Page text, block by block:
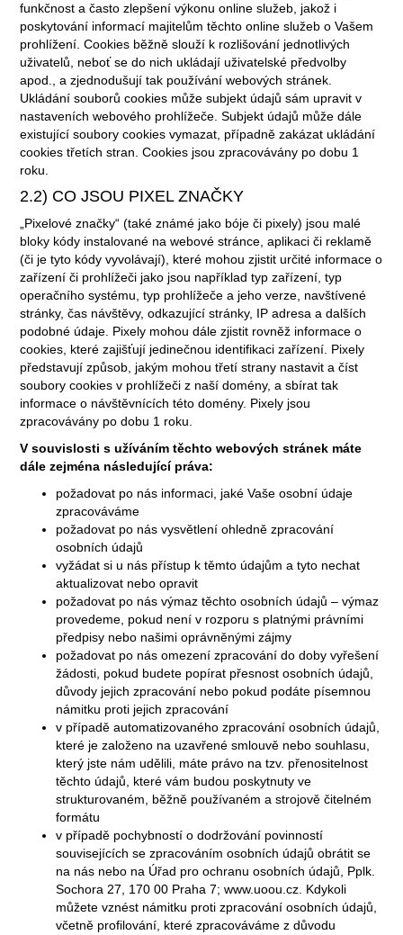
funkčnost a často zlepšení výkonu online služeb, jakož i
poskytování informací majitelům těchto online služeb o Vašem
prohlížení. Cookies běžně slouží k rozlišování jednotlivých
uživatelů, neboť se do nich ukládají uživatelské předvolby
apod., a zjednodušují tak používání webových stránek.
Ukládání souborů cookies může subjekt údajů sám upravit v
nastaveních webového prohlížeče. Subjekt údajů může dále
existující soubory cookies vymazat, případně zakázat ukládání
cookies třetích stran. Cookies jsou zpracovávány po dobu 1
roku.
2.2) CO JSOU PIXEL ZNAČKY
„Pixelové značky“ (také známé jako bóje či pixely) jsou malé
bloky kódy instalované na webové stránce, aplikaci či reklamě
(či je tyto kódy vyvolávají), které mohou zjistit určité informace o
zařízení či prohlížeči jako jsou například typ zařízení, typ
operačního systému, typ prohlížeče a jeho verze, navštívené
stránky, čas návštěvy, odkazující stránky, IP adresa a dalších
podobné údaje. Pixely mohou dále zjistit rovněž informace o
cookies, které zajišťují jedinečnou identifikaci zařízení. Pixely
představují způsob, jakým mohou třetí strany nastavit a číst
soubory cookies v prohlížeči z naší domény, a sbírat tak
informace o návštěvnících této domény. Pixely jsou
zpracovávány po dobu 1 roku.
V souvislosti s užíváním těchto webových stránek máte
dále zejména následující práva:
požadovat po nás informaci, jaké Vaše osobní údaje
zpracováváme
požadovat po nás vysvětlení ohledně zpracování
osobních údajů
vyžádat si u nás přístup k těmto údajům a tyto nechat
aktualizovat nebo opravit
požadovat po nás výmaz těchto osobních údajů – výmaz
provedeme, pokud není v rozporu s platnými právními
předpisy nebo našimi oprávněnými zájmy
požadovat po nás omezení zpracování do doby vyřešení
žádosti, pokud budete popírat přesnost osobních údajů,
důvody jejich zpracování nebo pokud podáte písemnou
námitku proti jejich zpracování
v případě automatizovaného zpracování osobních údajů,
které je založeno na uzavřené smlouvě nebo souhlasu,
který jste nám udělili, máte právo na tzv. přenositelnost
těchto údajů, které vám budou poskytnuty ve
strukturovaném, běžně používaném a strojově čitelném
formátu
v případě pochybností o dodržování povinností
souvisejících se zpracováním osobních údajů obrátit se
na nás nebo na Úřad pro ochranu osobních údajů, Pplk.
Sochora 27, 170 00 Praha 7; www.uoou.cz. Kdykoli
můžete vznést námitku proti zpracování osobních údajů,
včetně profilování, které zpracováváme z důvodu